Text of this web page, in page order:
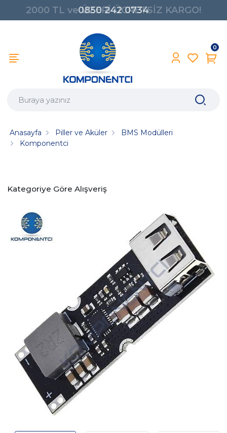
0850 242 0734
0
Anasayfa Piller ve Aküler
BMS Modülleri
Komponentci
Kategoriye Göre Alışveriş